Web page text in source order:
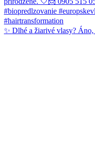
✨ Dlhé a žiarivé vlasy?